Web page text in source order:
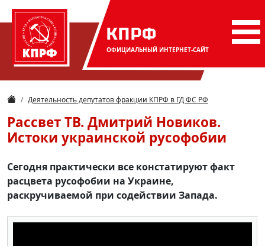
КПРФ
ОФИЦИАЛЬНЫЙ ИНТЕРНЕТ-САЙТ
Деятельность депутатов фракции КПРФ в ГД ФС РФ
Рассвет ТВ. Дмитрий Новиков.
Истоки украинской русофобии
Сегодня практически все констатируют факт
расцвета русофобии на Украине,
раскручиваемой при содействии Запада.